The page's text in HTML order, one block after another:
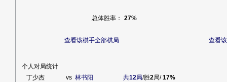
总体胜率： 27%
查看该棋手全部棋局 查看
个人对局统计
丁少杰
vs 林书阳 共12局/胜2局/17%